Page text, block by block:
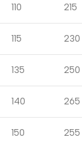
110 215
115 230
135 250
140 265
150 255